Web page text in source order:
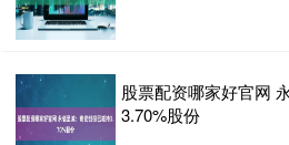
股票配资哪家好官网
3.70%股份